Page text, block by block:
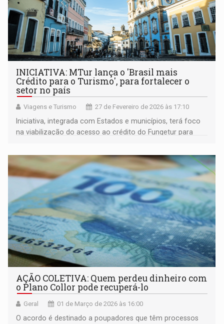
INICIATIVA: MTur lança o 'Brasil mais
Crédito para o Turismo', para fortalecer o
setor no país
Viagens e Turismo 27 de Fevereiro de 2026 às 17:10
Iniciativa, integrada com Estados e municípios, terá foco
na viabilização do acesso ao crédito do Fungetur para
AÇÃO COLETIVA: Quem perdeu dinheiro com
o Plano Collor pode recuperá-lo
Geral 01 de Março de 2026 às 16:00
O acordo é destinado a poupadores que têm processos